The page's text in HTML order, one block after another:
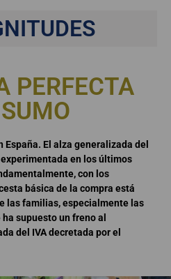
PERFECTA
El alza generalizada del
en los últimos
con los
básica de la compra está
las familias, especialmente las
supuesto un freno al
del IVA decretada por el